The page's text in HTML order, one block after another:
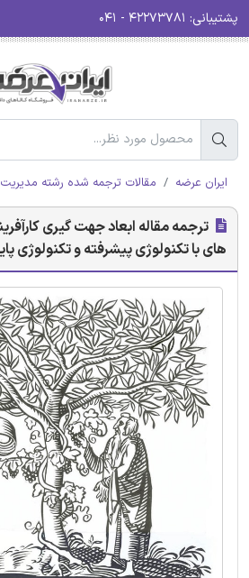
پشتیبانی:
ایران عرضه مقالات ترجمه شده رشته مدیریت
ترجمه مقاله ابعاد جهت گیری
های با تکنولوژی پیشرفته و تکنولوژی